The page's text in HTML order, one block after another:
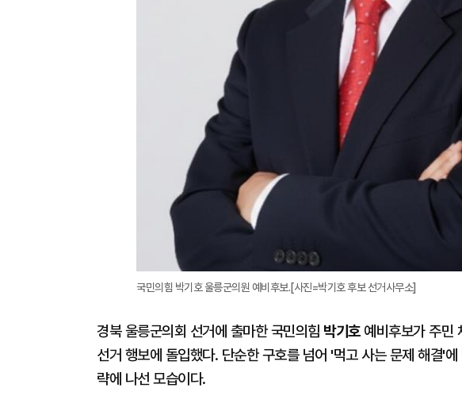
국민의힘 박기호 울릉군의원 예비후보.[사진=박기호 후보 선거사무소]
경북 울릉군의회 선거에 출마한 국민의힘 박기호예비후보가 주민
선거 행보에 돌입했다. 단순한 구호를 넘어 '먹고 사는 문제 해결'
략에 나선 모습이다.